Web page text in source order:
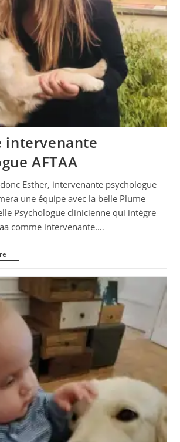
intervenante
AFTAA
donc Esther, intervenante psychologue
une équipe avec la belle Plume
Psychologue clinicienne qui intègre
comme intervenante.…
Nouvelle
Intervenante
AFTAA